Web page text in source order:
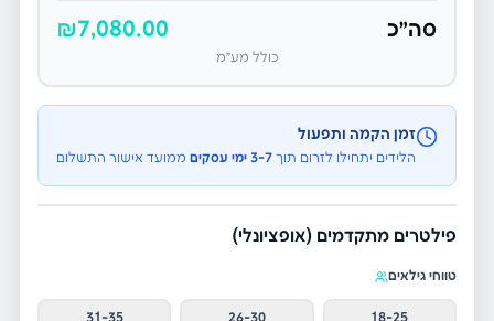
סה״כ ₪7,080.00
כולל מע״מ
זמן הקמה ותפעול
הלידים יתחילו לזרום תוך 3-7 ימי עסקים ממועד אישור התשלום
פילטרים מתקדמים (אופציונלי)
טווחי גילאים